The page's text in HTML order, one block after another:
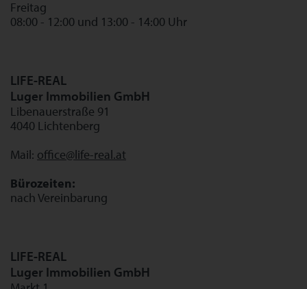
Freitag
08:00 - 12:00 und 13:00 - 14:00 Uhr
LIFE-REAL
Luger Immobilien GmbH
Libenauerstraße 91
4040 Lichtenberg
Mail: office@life-real.at
Bürozeiten:
nach Vereinbarung
LIFE-REAL
Luger Immobilien GmbH